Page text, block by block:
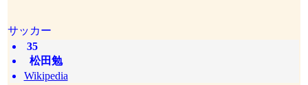
サッカー
35
松田勉
Wikipedia